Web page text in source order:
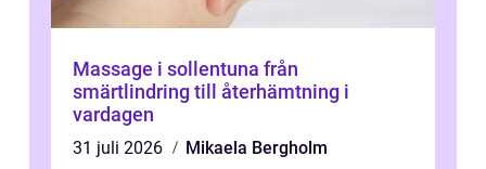
Massage i sollentuna från
smärtlindring till återhämtning i
vardagen
31 juli 2026
Mikaela Bergholm